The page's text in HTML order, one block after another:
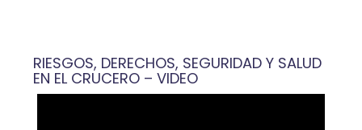
RIESGOS, DERECHOS, SEGURIDAD Y SALUD
EN EL CRUCERO – VIDEO